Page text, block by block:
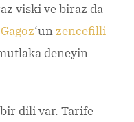
viski ve biraz da
Gagoz‘unzencefilli
deneyin
dili var. Tarife